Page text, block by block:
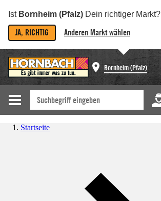
Ist Bornheim (Pfalz) Dein richtiger Markt?
JA, RICHTIG Anderen Markt wählen
Bornheim (Pfalz)
Startseite